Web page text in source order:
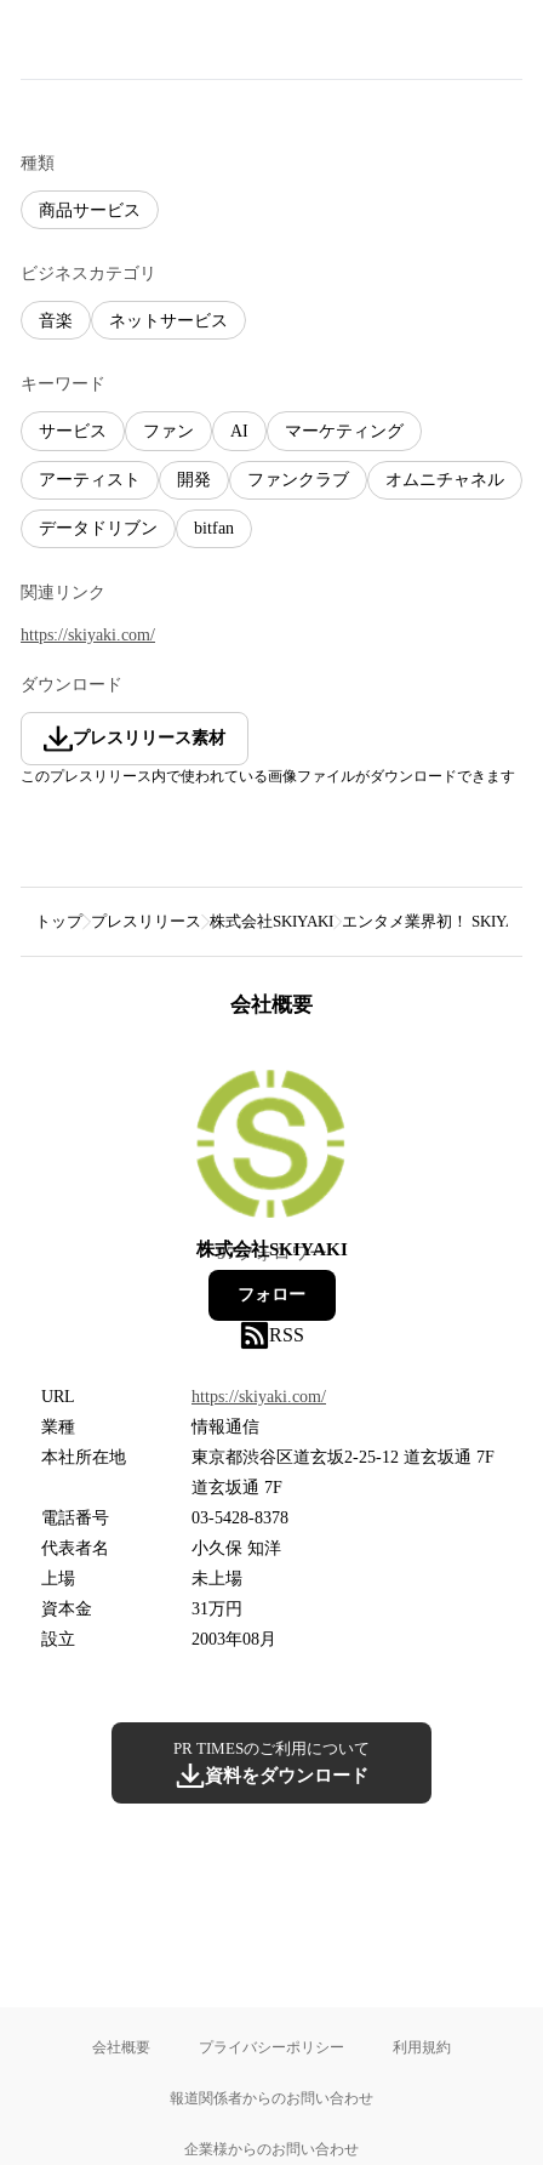
種類
商品サービス
ビジネスカテゴリ
音楽 ネットサービス
キーワード
サービス ファン AI マーケティング
アーティスト 開発 ファンクラブ オムニチャネル
データドリブン bitfan
関連リンク
https://skiyaki.com/
ダウンロード
プレスリリース素材
このプレスリリース内で使われている画像ファイルがダウンロードできます
トップ プレスリリース 株式会社SKIYAKI エンタメ業界初！ SKIYAKI
会社概要
株式会社SKIYAKI
97フォロワー
フォロー
RSS
URL
https://skiyaki.com/
業種
情報通信
本社所在地
東京都渋谷区道玄坂2-25-12 道玄坂通 7F
道玄坂通 7F
電話番号
03-5428-8378
代表者名
小久保 知洋
上場
未上場
資本金
31万円
設立
2003年08月
PR TIMESのご利用について
資料をダウンロード
会社概要 プライバシーポリシー 利用規約
報道関係者からのお問い合わせ
企業様からのお問い合わせ